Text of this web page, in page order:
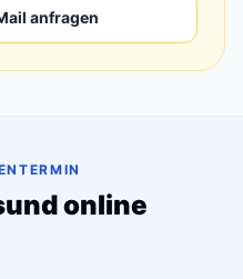
anfragen
online